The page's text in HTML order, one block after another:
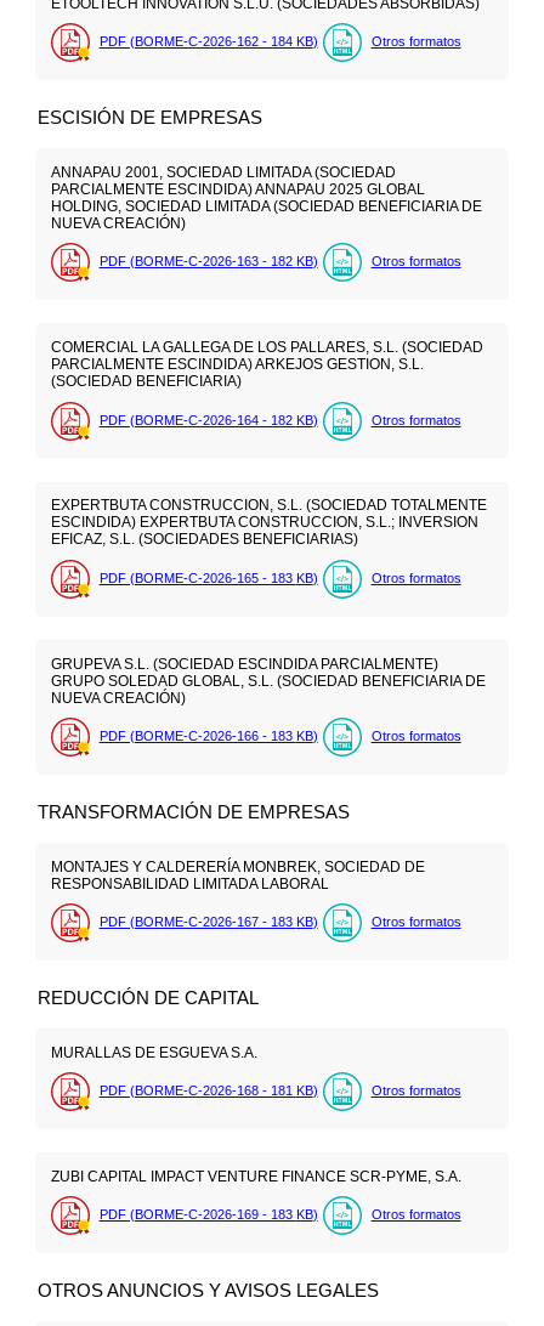
ETOOLTECH INNOVATION S.L.U. (SOCIEDADES ABSORBIDAS)
PDF (BORME-C-2026-162 - 184 KB) Otros formatos
ESCISIÓN DE EMPRESAS
ANNAPAU 2001, SOCIEDAD LIMITADA (SOCIEDAD
PARCIALMENTE ESCINDIDA) ANNAPAU 2025 GLOBAL
HOLDING, SOCIEDAD LIMITADA (SOCIEDAD BENEFICIARIA DE
NUEVA CREACIÓN)
PDF (BORME-C-2026-163 - 182 KB) Otros formatos
COMERCIAL LA GALLEGA DE LOS PALLARES, S.L. (SOCIEDAD
PARCIALMENTE ESCINDIDA) ARKEJOS GESTION, S.L.
(SOCIEDAD BENEFICIARIA)
PDF (BORME-C-2026-164 - 182 KB) Otros formatos
EXPERTBUTA CONSTRUCCION, S.L. (SOCIEDAD TOTALMENTE
ESCINDIDA) EXPERTBUTA CONSTRUCCION, S.L.; INVERSION
EFICAZ, S.L. (SOCIEDADES BENEFICIARIAS)
PDF (BORME-C-2026-165 - 183 KB) Otros formatos
GRUPEVA S.L. (SOCIEDAD ESCINDIDA PARCIALMENTE)
GRUPO SOLEDAD GLOBAL, S.L. (SOCIEDAD BENEFICIARIA DE
NUEVA CREACIÓN)
PDF (BORME-C-2026-166 - 183 KB) Otros formatos
TRANSFORMACIÓN DE EMPRESAS
MONTAJES Y CALDERERÍA MONBREK, SOCIEDAD DE
RESPONSABILIDAD LIMITADA LABORAL
PDF (BORME-C-2026-167 - 183 KB) Otros formatos
REDUCCIÓN DE CAPITAL
MURALLAS DE ESGUEVA S.A.
PDF (BORME-C-2026-168 - 181 KB) Otros formatos
ZUBI CAPITAL IMPACT VENTURE FINANCE SCR-PYME, S.A.
PDF (BORME-C-2026-169 - 183 KB) Otros formatos
OTROS ANUNCIOS Y AVISOS LEGALES